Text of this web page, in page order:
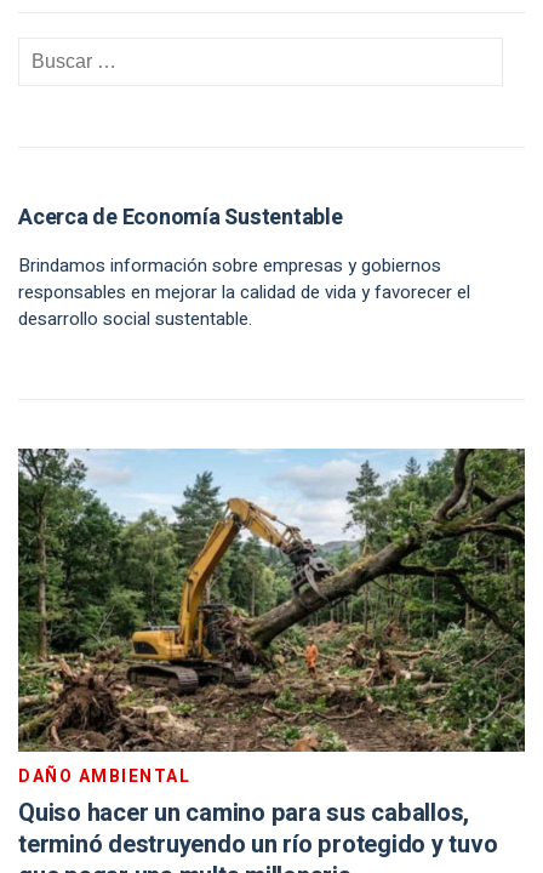
Acerca de Economía Sustentable
Brindamos información sobre empresas y gobiernos
responsables en mejorar la calidad de vida y favorecer el
desarrollo social sustentable.
DAÑO AMBIENTAL
Quiso hacer un camino para sus caballos,
terminó destruyendo un río protegido y tuvo